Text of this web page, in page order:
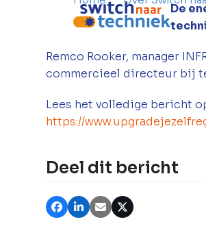
De
Remco Rooker, manager
commercieel directeur bij
Lees het volledige bericht
https://
Deel dit bericht